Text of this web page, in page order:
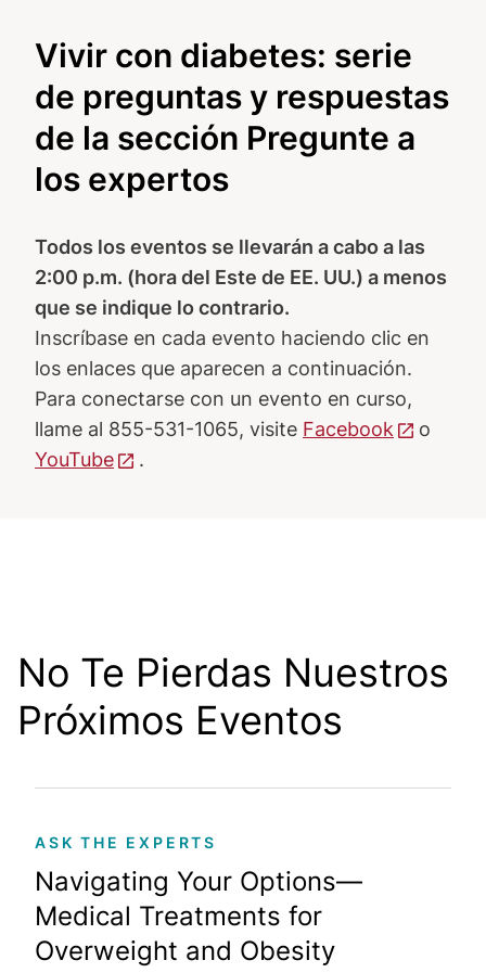
Vivir con diabetes: serie
de preguntas y respuestas
de la sección Pregunte a
los expertos
Todos los eventos se llevarán a cabo a las
2:00 p.m. (hora del Este de EE. UU.) a menos
que se indique lo contrario.
Inscríbase en cada evento haciendo clic en
los enlaces que aparecen a continuación.
Para conectarse con un evento en curso,
llame al 855-531-1065, visite Facebook
o
YouTube
.
No Te Pierdas Nuestros
Próximos Eventos
ASK THE EXPERTS
Navigating Your Options—
Medical Treatments for
Overweight and Obesity